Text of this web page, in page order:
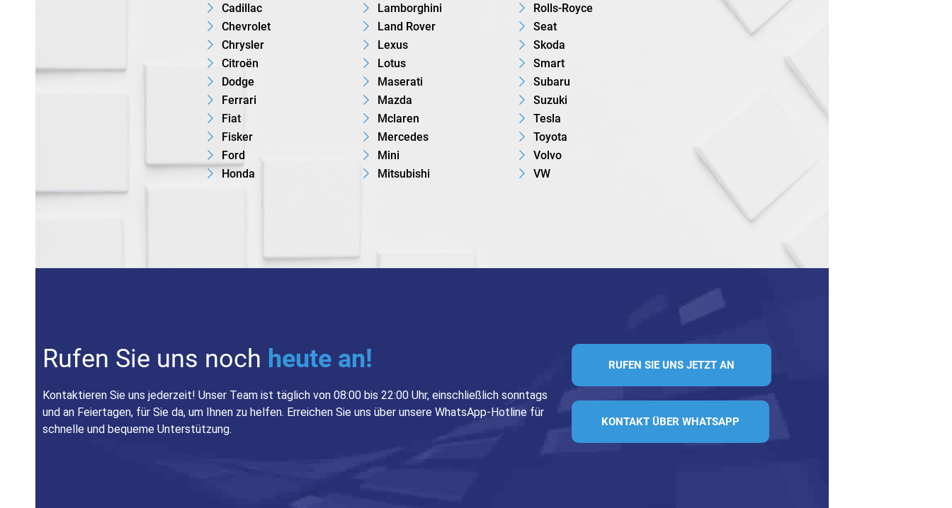
Cadillac
Chevrolet
Chrysler
Citroën
Dodge
Ferrari
Fiat
Fisker
Ford
Honda
Lamborghini
Land Rover
Lexus
Lotus
Maserati
Mazda
Mclaren
Mercedes
Mini
Mitsubishi
Rolls-Royce
Seat
Skoda
Smart
Subaru
Suzuki
Tesla
Toyota
Volvo
VW
Rufen Sie uns noch heute an!
Kontaktieren Sie uns jederzeit! Unser Team ist täglich von 08:00 bis 22:00 Uhr, einschließlich sonntags
und an Feiertagen, für Sie da, um Ihnen zu helfen. Erreichen Sie uns über unsere WhatsApp-Hotline für
schnelle und bequeme Unterstützung.
RUFEN SIE UNS JETZT AN
KONTAKT ÜBER WHATSAPP